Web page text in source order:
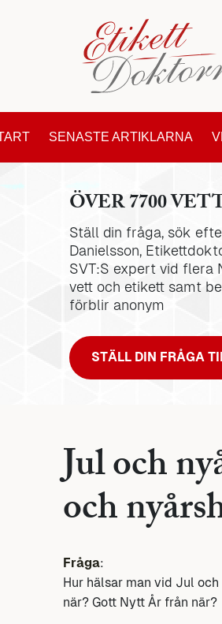
SENASTE ARTIKLARNA
ÖVER 7700
Ställ din fråga, sök
Danielsson,
SVT:S expert vid flera
vett och etikett samt
förblir anonym
STÄLL DIN FRÅGA
Jul och
och
Fråga:
Hur hälsar man vid Jul
när? Gott Nytt År från när?